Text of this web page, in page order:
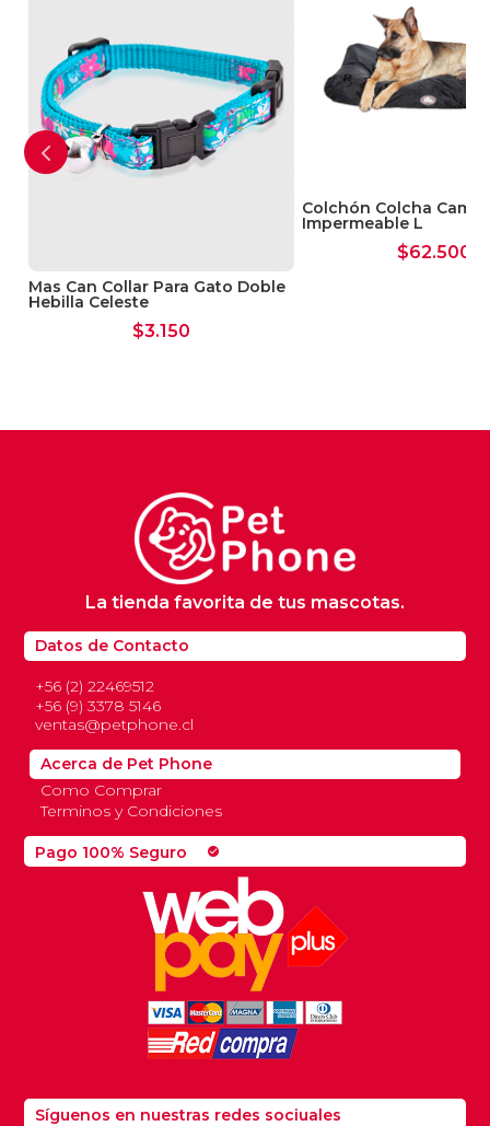
Mas Can Collar Para Gato Doble
Hebilla Celeste
$3.150
Colchón Colcha Cama
Impermeable L
$62.500
Pago 100% Seguro check_circle
Datos de Contacto
+56 (2) 22469512
+56 (9) 3378 5146
ventas@petphone.cl
La tienda favorita de tus mascotas.
Acerca de Pet Phone
Como Comprar
Terminos y Condiciones
Síguenos en nuestras redes sociuales